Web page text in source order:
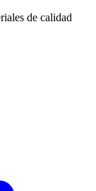
de calidad